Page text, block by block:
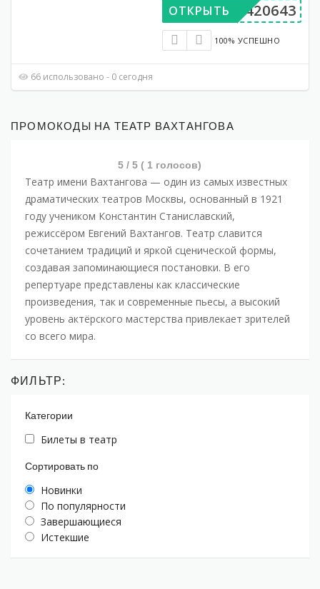
AA420643
ОТКРЫТЬ
100% УСПЕШНО
66 использовано - 0 сегодня
ПРОМОКОДЫ НА ТЕАТР ВАХТАНГОВА
5 / 5 ( 1 голосов)
Театр имени Вахтангова — один из самых известных
драматических театров Москвы, основанный в 1921
году учеником Константин Станиславский,
режиссёром Евгений Вахтангов. Театр славится
сочетанием традиций и яркой сценической формы,
создавая запоминающиеся постановки. В его
репертуаре представлены как классические
произведения, так и современные пьесы, а высокий
уровень актёрского мастерства привлекает зрителей
со всего мира.
ФИЛЬТР:
Категории
Билеты в театр
Сортировать по
Новинки
По популярности
Завершающиеся
Истекшие